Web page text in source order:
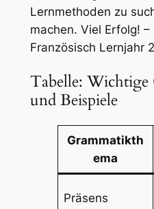
Lernmethoden zu
machen. Viel Erfolg!
Französisch Lernjahr 2
Tabelle: Wichtige
und Beispiele
Grammatikth
ema
Präsens